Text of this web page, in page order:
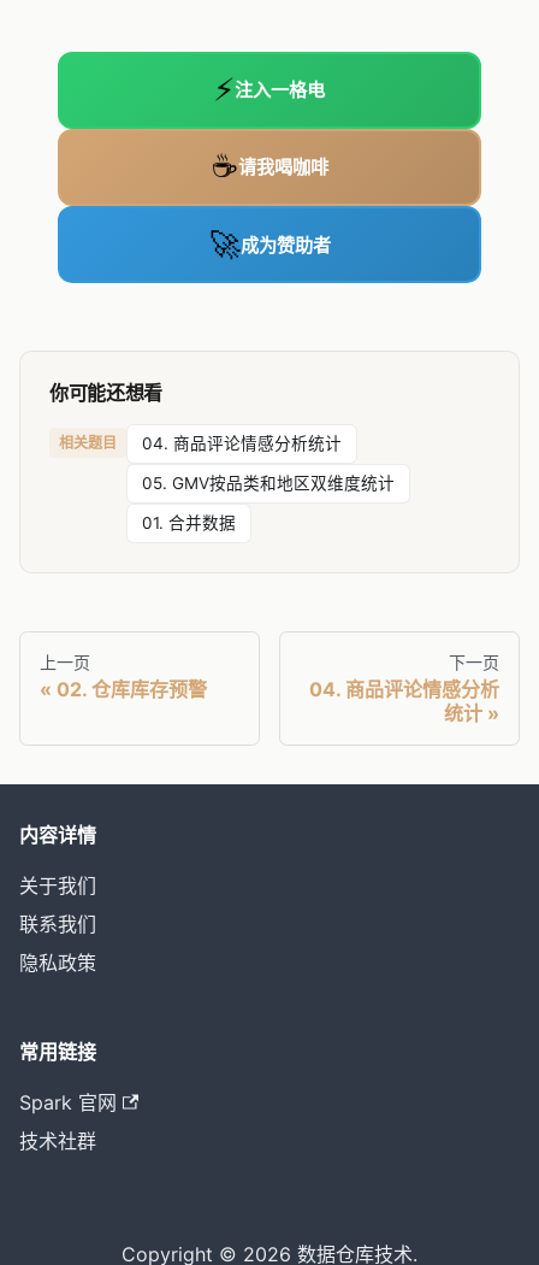
⚡注入一格电
☕请我喝咖啡
🚀成为赞助者
你可能还想看
相关题目 04. 商品评论情感分析统计
05. GMV按品类和地区双维度统计
01. 合并数据
上一页
02. 仓库库存预警
下一页
04. 商品评论情感分析
统计
内容详情
关于我们
联系我们
隐私政策
常用链接
Spark 官网
技术社群
Copyright © 2026 数据仓库技术.